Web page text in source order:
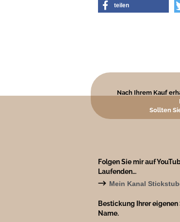
teilen
Nach Ihrem Kauf
Sollten
Folgen Sie mir auf
Laufenden…
→ Mein Kanal
Bestickung Ihrer
Name.